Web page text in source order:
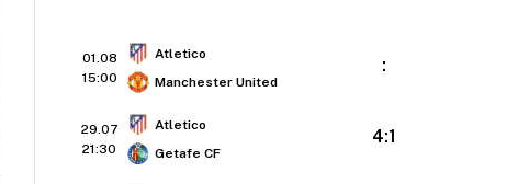
01.08
15:00
Atletico
Manchester United
:
29.07
21:30
Atletico
Getafe CF
4:1